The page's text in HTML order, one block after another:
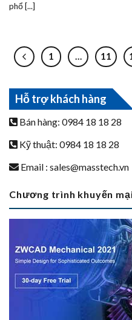
Hỗ trợ khách hàng
Bán hàng: 0984 18 18 28
Kỹ thuật: 0984 18 18 28
Email : sales@masstech.vn
Chương trình khuyến
phổ [...]
1 … 11